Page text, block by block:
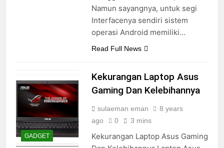
Namun sayangnya, untuk segi
Interfacenya sendiri sistem
operasi Android memiliki…
Read Full News
GADGET
Kekurangan Laptop Asus
Gaming Dan Kelebihannya
sulaeman eman
8 years
ago
0 3 mins
Kekurangan Laptop Asus Gaming